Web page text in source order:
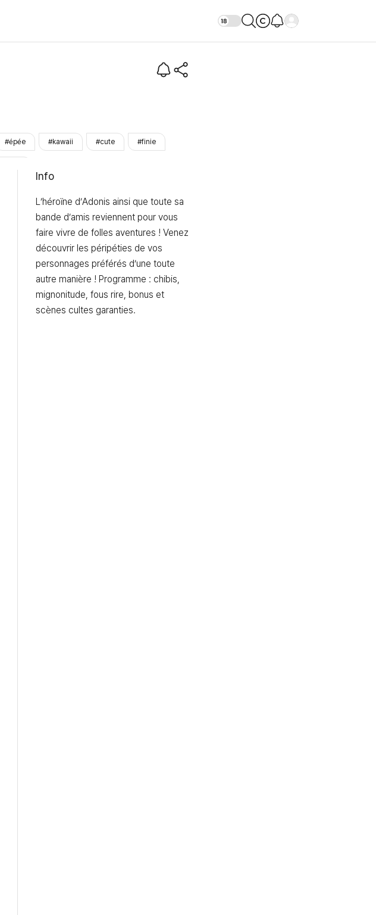
#épée #kawaii #cute #finie
Info
L’héroïne d’Adonis ainsi que toute sa
bande d’amis reviennent pour vous
faire vivre de folles aventures ! Venez
découvrir les péripéties de vos
personnages préférés d’une toute
autre manière ! Programme : chibis,
mignonitude, fous rire, bonus et
scènes cultes garanties.